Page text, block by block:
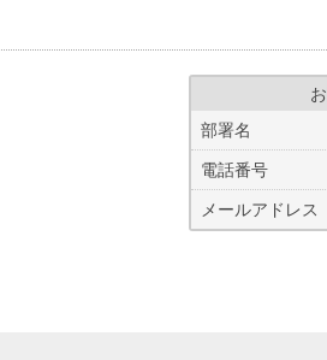
部署名
電話番号
メールアドレス